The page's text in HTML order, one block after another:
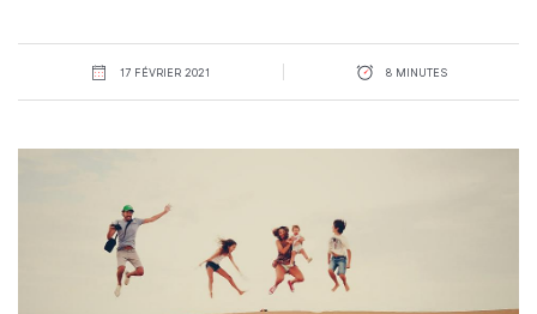
17 FÉVRIER 2021 8 MINUTES